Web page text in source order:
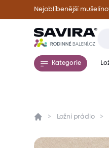
Nejoblíbenější
Kategorie
PřehledLožní prádlo